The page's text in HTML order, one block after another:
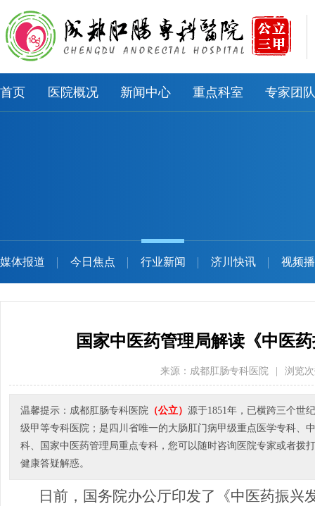
首页 医院概况 新闻中心 重点科室 专家团队
媒体报道 今日焦点 行业新闻 济川快讯 视频
国家中医药管理局解读《中医
来源：成都肛肠专科医院 浏览
温馨提示：成都肛肠专科医院 （公立） 源于1851年，已横跨三个世
级甲等专科医院；是四川省唯一的大肠肛门病甲级重点医学专科、
科、国家中医药管理局重点专科，您可以随时咨询医院专家或者拨
健康答疑解惑。
日前，国务院办公厅印发了《中医药振